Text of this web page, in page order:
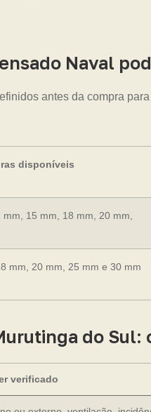
Naval
antes da compra
disponíveis
15 mm, 18 mm, 20 mm,
mm, 20 mm, 25 mm e 30 mm
do
verificado